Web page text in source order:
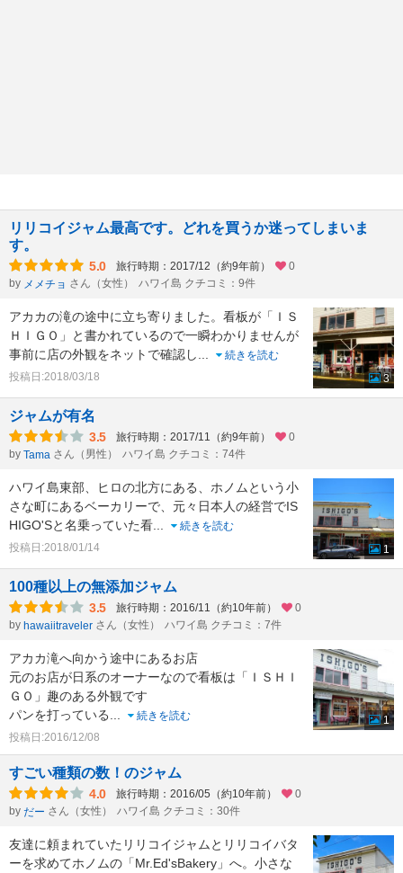
リリコイジャム最高です。どれを買うか迷ってしまいま
す。
5.0 旅行時期：2017/12（約9年前）
0
by メメチョ さん（女性） ハワイ島 クチコミ：9件
アカカの滝の途中に立ち寄りました。看板が「ＩＳ
ＨＩＧＯ」と書かれているので一瞬わかりませんが
事前に店の外観をネットで確認し
続きを読む
投稿日:2018/03/18
3
ジャムが有名
3.5 旅行時期：2017/11（約9年前）
0
by Tama さん（男性） ハワイ島 クチコミ：74件
ハワイ島東部、ヒロの北方にある、ホノムという小
さな町にあるベーカリーで、元々日本人の経営でIS
HIGO'Sと名乗っていた看
続きを読む
投稿日:2018/01/14
1
100種以上の無添加ジャム
3.5 旅行時期：2016/11（約10年前）
0
by hawaiitraveler さん（女性） ハワイ島 クチコミ：7件
アカカ滝へ向かう途中にあるお店
元のお店が日系のオーナーなので看板は「ＩＳＨＩ
ＧＯ」趣のある外観です
パンを打っている
続きを読む
投稿日:2016/12/08
1
すごい種類の数！のジャム
4.0 旅行時期：2016/05（約10年前）
0
by だー さん（女性） ハワイ島 クチコミ：30件
友達に頼まれていたリリコイジャムとリリコイバタ
ーを求めてホノムの「Mr.Ed'sBakery」へ。小さな